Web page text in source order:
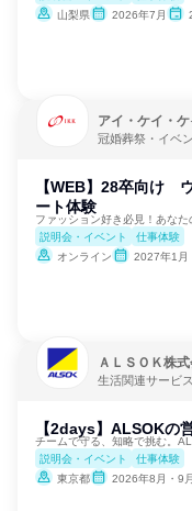
山梨県
2026年7月
アイ・ケイ・
冠婚葬祭・イベ
【WEB】28卒向け
ート体験
ファッション好き必見！あな
説明会・イベント
仕事体験
オンライン
2027年1月
ＡＬＳＯＫ株
生活関連サービ
【2days】ALSOKの
チームで守る、知略で挑む。
説明会・イベント
仕事体験
東京都
2026年8月・9月